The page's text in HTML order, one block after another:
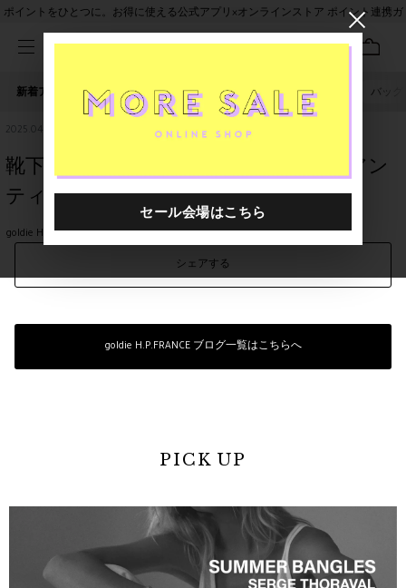
ポイントをひとつに。お得に使える公式アプリ×オンラインストア ポイント連携ガ
新着アイテム 人気ワード セール 40th限定 irodori バッグ
2025.04.05
靴下の穴☆二子玉川店 【ANTIPAST（アン
ティパスト）】
goldie H.P.FRANCE 二子玉川店ANTIPAST
シェアする
goldie H.P.FRANCE ブログ一覧はこちらへ
PICK UP